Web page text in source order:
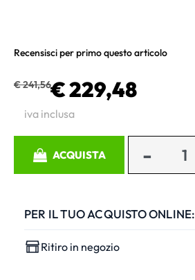
Recensisci per primo questo articolo
€ 241,56€ 229,48
iva inclusa
ACQUISTA
PER IL TUO ACQUISTO ONLINE:
Ritiro in negozio